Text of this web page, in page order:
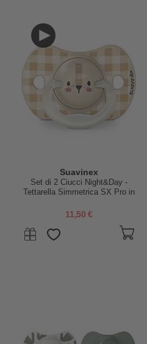
Suavinex
Set di 2 Ciucci Night&Day -
Tettarella Simmetrica SX Pro in
11,50 €